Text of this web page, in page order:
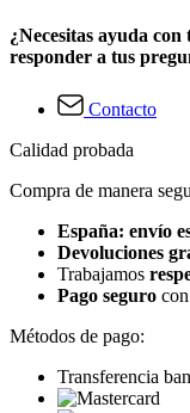
¿Necesitas ayuda
responder a tus
Contacto
Calidad probada
Compra de manera
España: envío
Devoluciones
Trabajamos
Pago seguro
Métodos de pago:
Transferencia